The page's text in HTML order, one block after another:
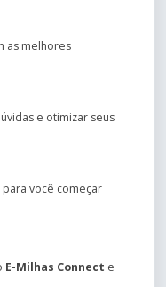
as melhores
e otimizar seus
para você começar
E-Milhas Connect e